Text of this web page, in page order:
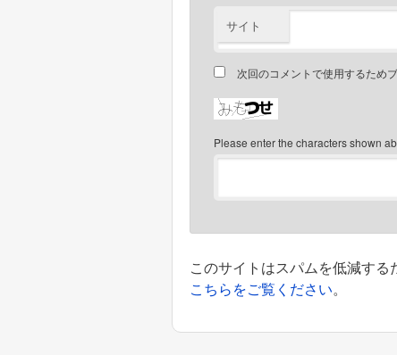
サイト
次回のコメントで使用するため
Please enter the characters shown
このサイトはスパムを低減する
こちらをご覧ください。